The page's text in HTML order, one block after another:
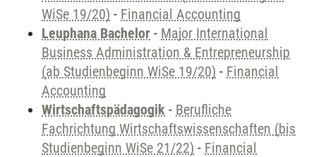
WiSe 19/20) - Financial Accounting
Leuphana Bachelor - Major International
Business Administration & Entrepreneurship
(ab Studienbeginn WiSe 19/20) - Financial
Accounting
Wirtschaftspädagogik - Berufliche
Fachrichtung Wirtschaftswissenschaften (bis
Studienbeginn WiSe 21/22) - Financial